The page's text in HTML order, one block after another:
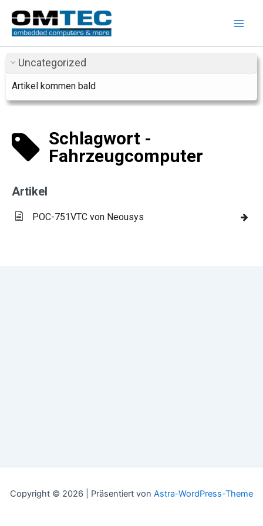
Inhalt
springen
Uncategorized
Artikel kommen bald
Schlagwort -
Fahrzeugcomputer
Artikel
POC-751VTC von Neousys
Copyright © 2026 | Präsentiert von Astra-WordPress-Theme